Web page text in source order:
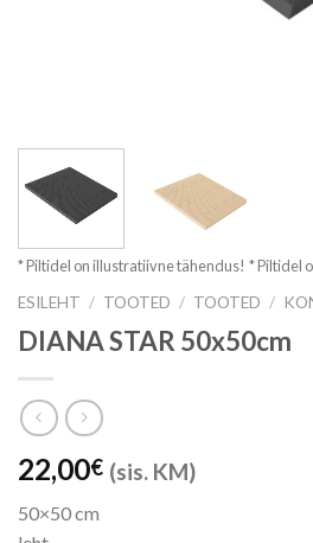
* Piltidel on illustratiivne tähendus! * Piltidel
ESILEHT / TOOTED / TOOTED /
DIANA STAR 50x50cm
22,00€ (sis. KM)
50×50 cm